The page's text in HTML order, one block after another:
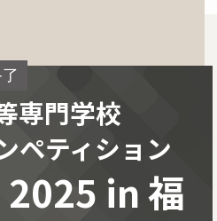
専門学校
ペティション
2025 in 福